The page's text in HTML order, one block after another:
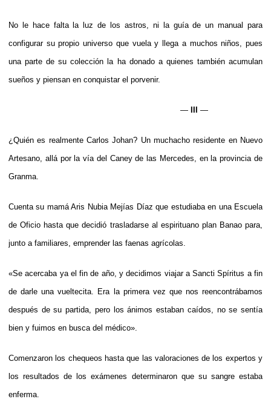
No le hace falta la luz de los astros, ni la guía de un manual para
configurar su propio universo que vuela y llega a muchos niños, pues
una parte de su colección la ha donado a quienes también acumulan
sueños y piensan en conquistar el porvenir.
— —
¿Quién es realmente Carlos Johan? Un muchacho residente en Nuevo
Artesano, allá por la vía del Caney de las Mercedes, en la provincia de
Granma.
Cuenta su mamá Aris Nubia Mejías Díaz que estudiaba en una Escuela
de Oficio hasta que decidió trasladarse al espirituano plan Banao para,
junto a familiares, emprender las faenas agrícolas.
«Se acercaba ya el fin de año, y decidimos viajar a Sancti Spíritus a fin
de darle una vueltecita. Era la primera vez que nos reencontrábamos
después de su partida, pero los ánimos estaban caídos, no se sentía
bien y fuimos en busca del médico».
Comenzaron los chequeos hasta que las valoraciones de los expertos y
los resultados de los exámenes determinaron que su sangre estaba
enferma.